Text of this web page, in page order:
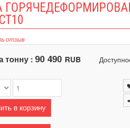
отзыв
тонну : 90 490 RUB
в корзину